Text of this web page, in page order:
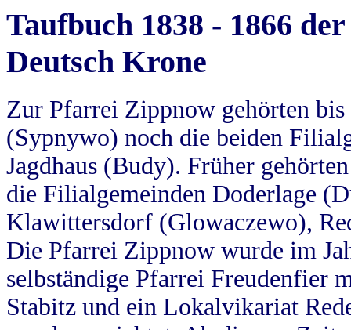
Taufbuch 1838 - 1866
Deutsch Krone
Zur Pfarrei Zippnow gehörten
(Sypnywo) noch die beiden
Jagdhaus (Budy). Früher
die Filialgemeinden Doderlage
Klawittersdorf (Glowaczewo),
Die Pfarrei Zippnow wurde im
selbständige Pfarrei Freudenfier
Stabitz und ein Lokalvikariat